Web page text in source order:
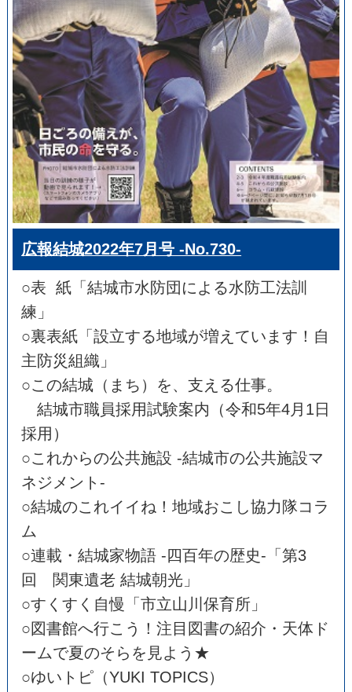
広報結城2022年7月号 -No.730-
○表 紙「結城市水防団による水防工法訓
練」
○裏表紙「設立する地域が増えています！自
主防災組織」
○この結城（まち）を、支える仕事。
結城市職員採用試験案内（令和5年4月1日
採用）
○これからの公共施設 -結城市の公共施設マ
ネジメント-
○結城のこれイイね！地域おこし協力隊コラ
ム
○連載・結城家物語 -四百年の歴史-「第3
回 関東遺老 結城朝光」
○すくすく自慢「市立山川保育所」
○図書館へ行こう！注目図書の紹介・天体ド
ームで夏のそらを見よう★
○ゆいトピ（YUKI TOPICS）